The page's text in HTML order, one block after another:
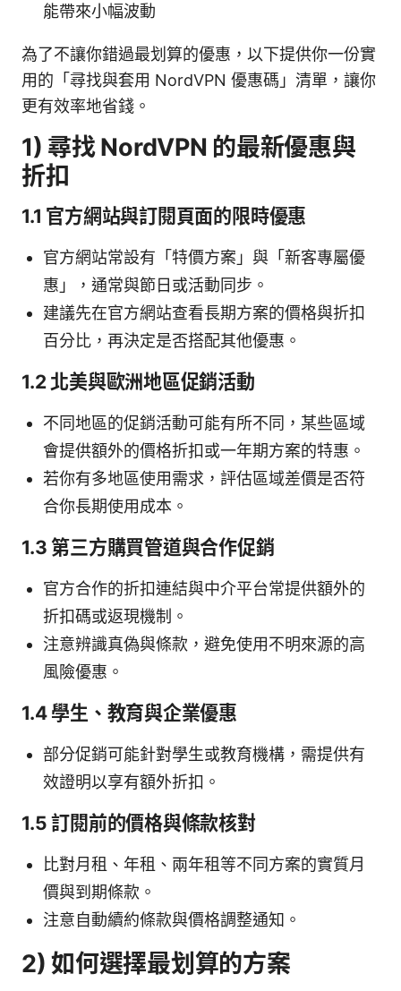
能帶來小幅波動
為了不讓你錯過最划算的優惠，以下提供你一份實
用的「尋找與套用 NordVPN 優惠碼」清單，讓你
更有效率地省錢。
1) 尋找 NordVPN 的最新優惠與
折扣
1.1 官方網站與訂閱頁面的限時優惠
官方網站常設有「特價方案」與「新客專屬優
惠」，通常與節日或活動同步。
建議先在官方網站查看長期方案的價格與折扣
百分比，再決定是否搭配其他優惠。
1.2 北美與歐洲地區促銷活動
不同地區的促銷活動可能有所不同，某些區域
會提供額外的價格折扣或一年期方案的特惠。
若你有多地區使用需求，評估區域差價是否符
合你長期使用成本。
1.3 第三方購買管道與合作促銷
官方合作的折扣連結與中介平台常提供額外的
折扣碼或返現機制。
注意辨識真偽與條款，避免使用不明來源的高
風險優惠。
1.4 學生、教育與企業優惠
部分促銷可能針對學生或教育機構，需提供有
效證明以享有額外折扣。
1.5 訂閱前的價格與條款核對
比對月租、年租、兩年租等不同方案的實質月
價與到期條款。
注意自動續約條款與價格調整通知。
2) 如何選擇最划算的方案